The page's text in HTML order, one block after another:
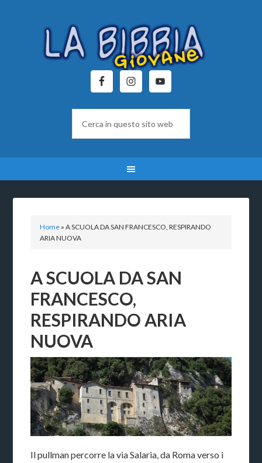
Home »A SCUOLA DA SAN FRANCESCO, RESPIRANDO
ARIA NUOVA
A SCUOLA DA SAN
FRANCESCO,
RESPIRANDO ARIA
NUOVA
Il pullman percorre la via Salaria, da Roma verso i